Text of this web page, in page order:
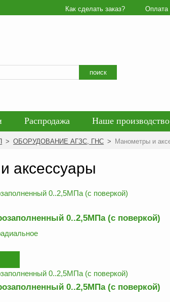
Как сделать заказ? Оплата
Искать
поиск
Распродажа Наше производство
на обработку персональных данных
персональных данных
> ОБОРУДОВАНИЕ АГЗС, ГНС > Манометры и
аксессуары
0..2,5МПа (с поверкой)
0..2,5МПа (с поверкой)